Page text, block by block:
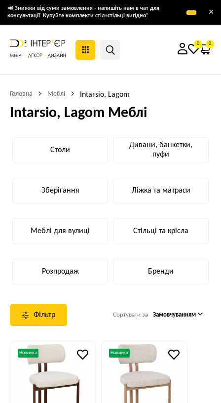
📣 Знижки від суми замовлення - напишіть нам в чат для
консультації. Купуйте комплекти стіл+стільці вигідно!
×
0 0
Головна Меблі Intarsio, Lagom
Intarsio, Lagom Меблі
Столи
Дивани, банкетки,
пуфи
Зберігання Ліжка та матраси
Меблі для вулиці Стільці та крісла
Розпродаж Бренди
Фільтр Сортувати за Замовчуванням
Новинка Новинка